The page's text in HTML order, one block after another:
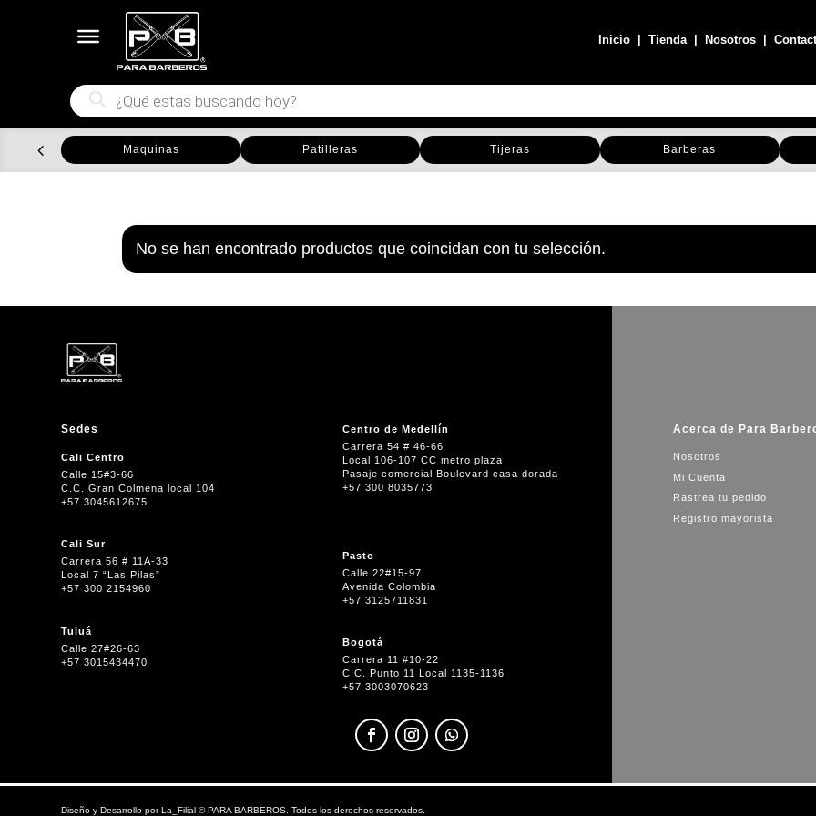
Inicio |Tienda| Nosotros |
Búsqueda
de
productos
Maquinas Patilleras Tijeras Barberas
No se han encontrado productos que coincidan con tu selección.
Sedes
Cali Centro
Calle 15#3-66
C.C. Gran Colmena local 104
+57 3045612675
Cali Sur
Carrera 56 # 11A-33
Local 7 “Las Pilas”
+57 300 2154960
Tuluá
Calle 27#26-63
+57 3015434470
Centro de Medellín
Carrera 54 # 46-66
Local 106-107 CC metro plaza
Pasaje comercial Boulevard casa dorada
+57 300 8035773
Pasto
Calle 22#15-97
Avenida Colombia
+57 3125711831
Bogotá
Carrera 11 #10-22
C.C. Punto 11 Local 1135-1136
+57 3003070623
Acerca de Para
Nosotros
Mi Cuenta
Rastrea tu pedido
Registro mayorista
Diseño y Desarrollo porLa_Filial ©PARA BARBEROS. Todos los derechos reservados.